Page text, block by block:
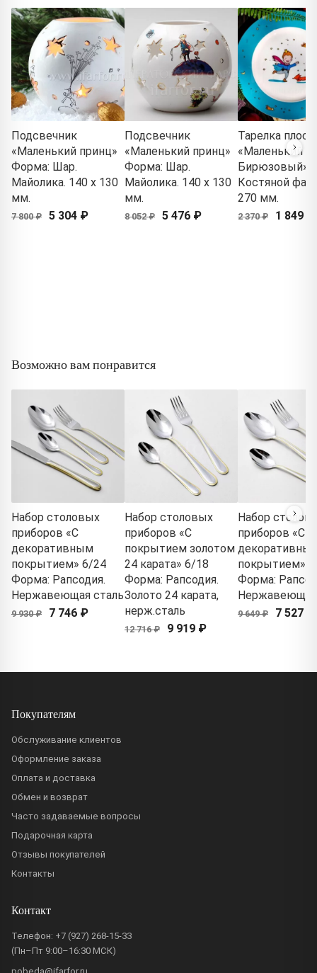
Подсвечник
«Маленький принц»
Форма: Шар.
Майолика. 140 x 130
мм.
7 800 ₽ 5 304 ₽
Подсвечник
«Маленький принц»
Форма: Шар.
Майолика. 140 x 130
мм.
8 052 ₽ 5 476 ₽
Тарелка
«Маленький
Бирюзовый»
Костяной
270 мм.
2 370 ₽ 1 849 ₽
Возможно вам понравится
Набор столовых
приборов «С
декоративным
покрытием» 6/24
Форма: Рапсодия.
Нержавеющая сталь
9 930 ₽ 7 746 ₽
Набор столовых
приборов «С
покрытием золотом
24 карата» 6/18
Форма: Рапсодия.
Золото 24 карата,
нерж.сталь
12 716 ₽ 9 919 ₽
Набор
приборов «С
покрытием»
Форма:
Нержавеющая
9 649 ₽ 7 527 ₽
Покупателям
Обслуживание клиентов
Оформление заказа
Оплата и доставка
Обмен и возврат
Часто задаваемые вопросы
Подарочная карта
Отзывы покупателей
Контакты
Контакт
Телефон: +7 (927) 268-15-33
(Пн–Пт 9:00–16:30 МСК)